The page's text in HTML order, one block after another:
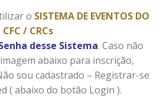
o SISTEMA DE EVENTOS DO
CFC / CRCs
desse Sistema. Caso não
abaixo para inscrição,
sou cadastrado – Registrar-se
( abaixo do botão Login ).